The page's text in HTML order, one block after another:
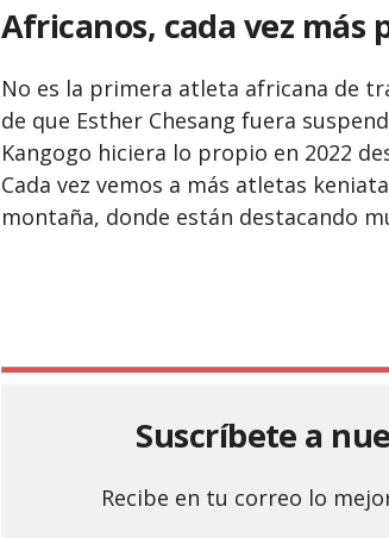
Africanos, cada vez
No es la primera atleta africana de
de que Esther Chesang fuera
Kangogo hiciera lo propio en 2022
Cada vez vemos a más atletas
montaña, donde están destacando
Suscríbete a
Recibe en tu correo lo